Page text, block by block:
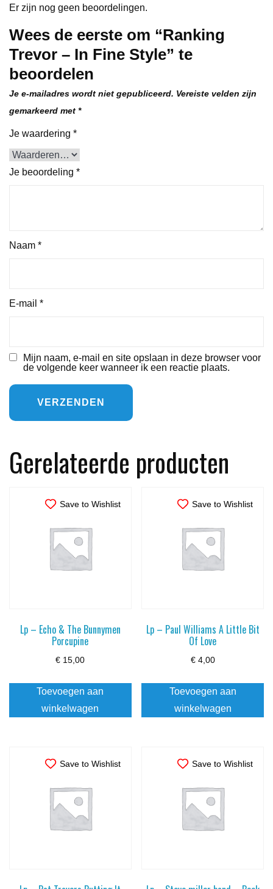
Er zijn nog geen beoordelingen.
Wees de eerste om “Ranking
Trevor – In Fine Style” te
beoordelen
Je e-mailadres wordt niet gepubliceerd. Vereiste velden zijn
gemarkeerd met *
Je waardering *
Je beoordeling *
Naam *
E-mail *
Mijn naam, e-mail en site opslaan in deze browser voor
de volgende keer wanneer ik een reactie plaats.
Gerelateerde producten
Save to Wishlist
Lp – Echo & The Bunnymen
Porcupine
€ 15,00
Toevoegen aan
winkelwagen
Save to Wishlist
Lp – Paul Williams A Little Bit
Of Love
€4,00
Toevoegen aan
winkelwagen
Save to Wishlist Save to Wishlist